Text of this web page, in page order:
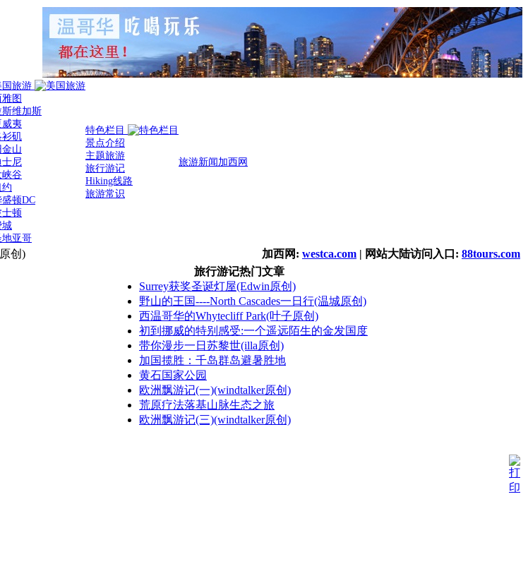
国旅游
图
斯维加斯
威夷
衫矶
金山
士尼
峡谷
约
盛顿DC
士顿
城
地亚哥
特色栏目
景点介绍
主题旅游
旅行游记
Hiking线路
旅游常识
旅游新闻 加西网
创) 加西网: westca.com | 网站大陆访问入口: 88tours.com
旅行游记热门文章
Surrey获奖圣诞灯屋(Edwin原创)
野山的王国----North Cascades一日行(温城原创)
西温哥华的Whytecliff Park(叶子原创)
初到挪威的特别感受:一个遥远陌生的金发国度
带你漫步一日苏黎世(illa原创)
加国揽胜：千岛群岛避暑胜地
黄石国家公园
欧洲飘游记(一)(windtalker原创)
荒原疗法落基山脉生态之旅
欧洲飘游记(三)(windtalker原创)